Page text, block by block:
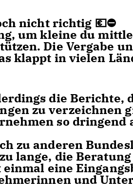
nicht richtig 💶⛔️
um kleine du
Die Vergabe
klappt in vielen
die Berichte,
zu verzeichnen
so
zu anderen
lange, die
eine
und